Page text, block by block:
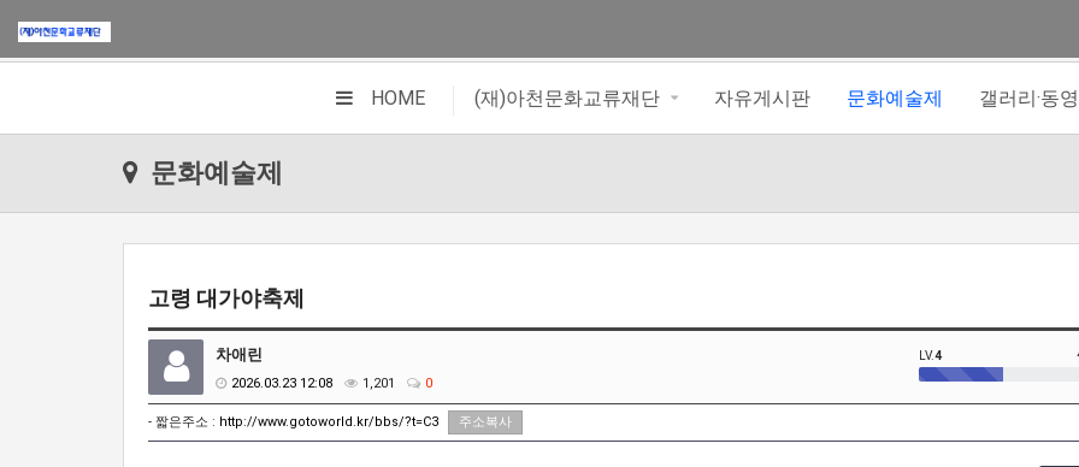
HOME (재)아천문화교류재단 자유게시판 문화예술제 갤러리·동
문화예술제
고령 대가야축제
차애린
2026.03.23 12:08 1,201 0
LV.4
- 짧은주소 : http://www.gotoworld.kr/bbs/?t=C3 주소복사